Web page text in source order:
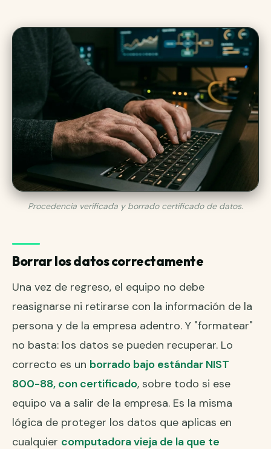
Procedencia verificada y borrado certificado de datos.
Borrar los datos correctamente
Una vez de regreso, el equipo no debe
reasignarse ni retirarse con la información de la
persona y de la empresa adentro. Y "formatear"
no basta: los datos se pueden recuperar. Lo
correcto es un borrado bajo estándar NIST
800-88, con certificado, sobre todo si ese
equipo va a salir de la empresa. Es la misma
lógica de proteger los datos que aplicas en
cualquier computadora vieja de la que te